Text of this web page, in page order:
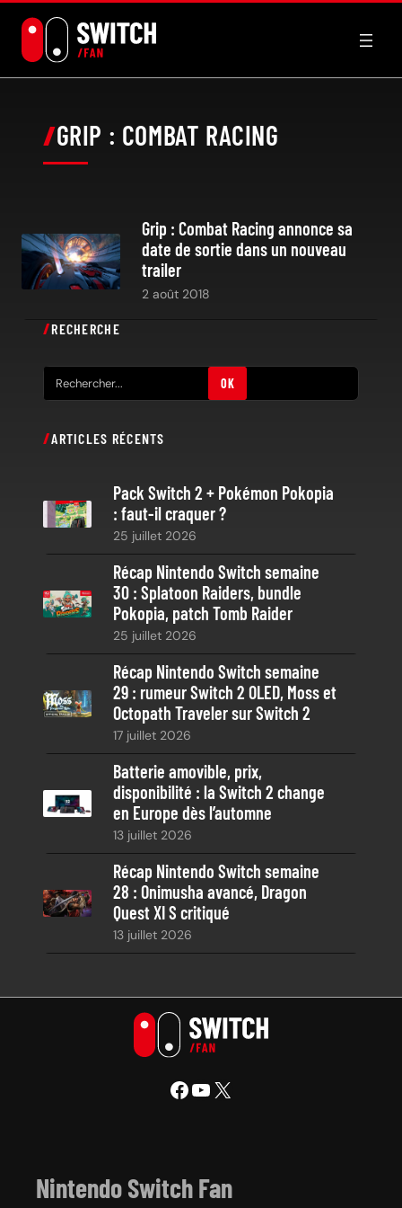
contenu
GRIP : COMBAT RACING
Grip : Combat Racing annonce sa
date de sortie dans un nouveau
trailer
2 août 2018
RECHERCHE
e
h
OK
ARTICLES RÉCENTS
Pack Switch 2 + Pokémon Pokopia
: faut-il craquer ?
25 juillet 2026
Récap Nintendo Switch semaine
30 : Splatoon Raiders, bundle
Pokopia, patch Tomb Raider
25 juillet 2026
Récap Nintendo Switch semaine
29 : rumeur Switch 2 OLED, Moss et
Octopath Traveler sur Switch 2
17 juillet 2026
Batterie amovible, prix,
disponibilité : la Switch 2 change
en Europe dès l’automne
13 juillet 2026
Récap Nintendo Switch semaine
28 : Onimusha avancé, Dragon
Quest XI S critiqué
13 juillet 2026
Facebook YouTube X
Nintendo Switch Fan